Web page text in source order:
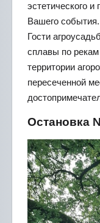
эстетического
Вашего события.
Гости
сплавы по
территории
пересеченной
Остановка